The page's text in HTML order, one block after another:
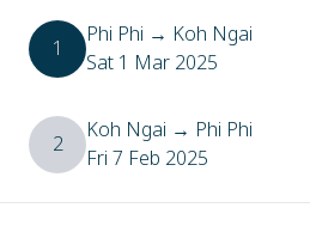
1 Phi Phi → Koh Ngai
Sat 1 Mar 2025
2 Koh Ngai → Phi Phi
Fri 7 Feb 2025